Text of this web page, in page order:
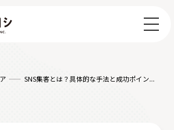
SNS集客とは？具体的な手法と成功ポイン...